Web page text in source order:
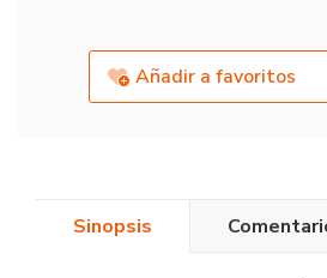
Añadir a favoritos
Sinopsis